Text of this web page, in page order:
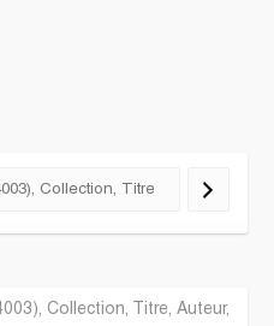
Collection, Titre, Auteur,